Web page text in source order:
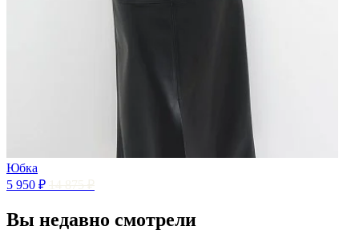
Юбка
5 950 ₽
Вы недавно смотрели